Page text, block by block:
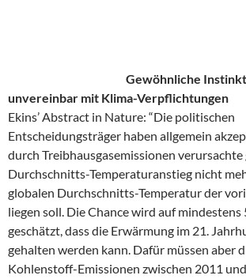
Gewöhnliche
unvereinbar mit Klima-Verpflichtungen
Ekins’ Abstract in Nature: “Die politischen
Entscheidungsträger haben allgemein
durch Treibhausgasemissionen verursachte
Durchschnitts-Temperaturanstieg nicht
globalen Durchschnitts-Temperatur der
liegen soll. Die Chance wird auf mindestens
geschätzt, dass die Erwärmung im 21.
gehalten werden kann. Dafür müssen aber
Kohlenstoff-Emissionen zwischen 2011